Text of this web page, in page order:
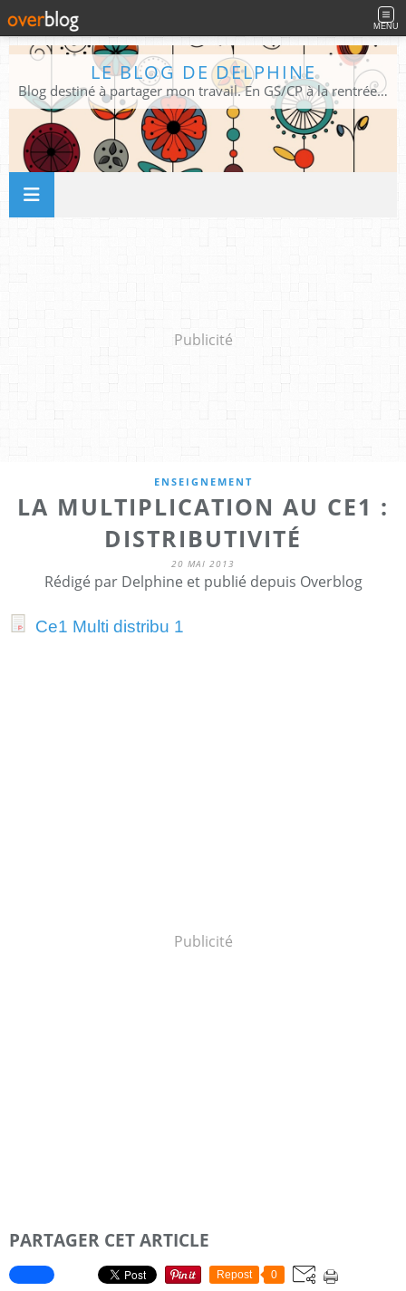
MENU
LE BLOG DE DELPHINE
Blog destiné à partager mon travail. En GS/CP à la rentrée 2026/2027 !
Publicité
ENSEIGNEMENT
LA MULTIPLICATION AU CE1 :
DISTRIBUTIVITÉ
20 MAI 2013
Rédigé par Delphine et publié depuis Overblog
Ce1 Multi distribu 1
Publicité
PARTAGER CET ARTICLE
Repost 0